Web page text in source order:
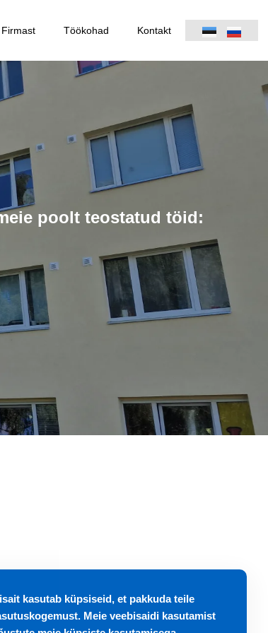
Firmast Töökohad Kontakt
poolt teostatud töid:
kasutab küpsiseid, et pakkuda teile
Meie veebisaidi kasutamist